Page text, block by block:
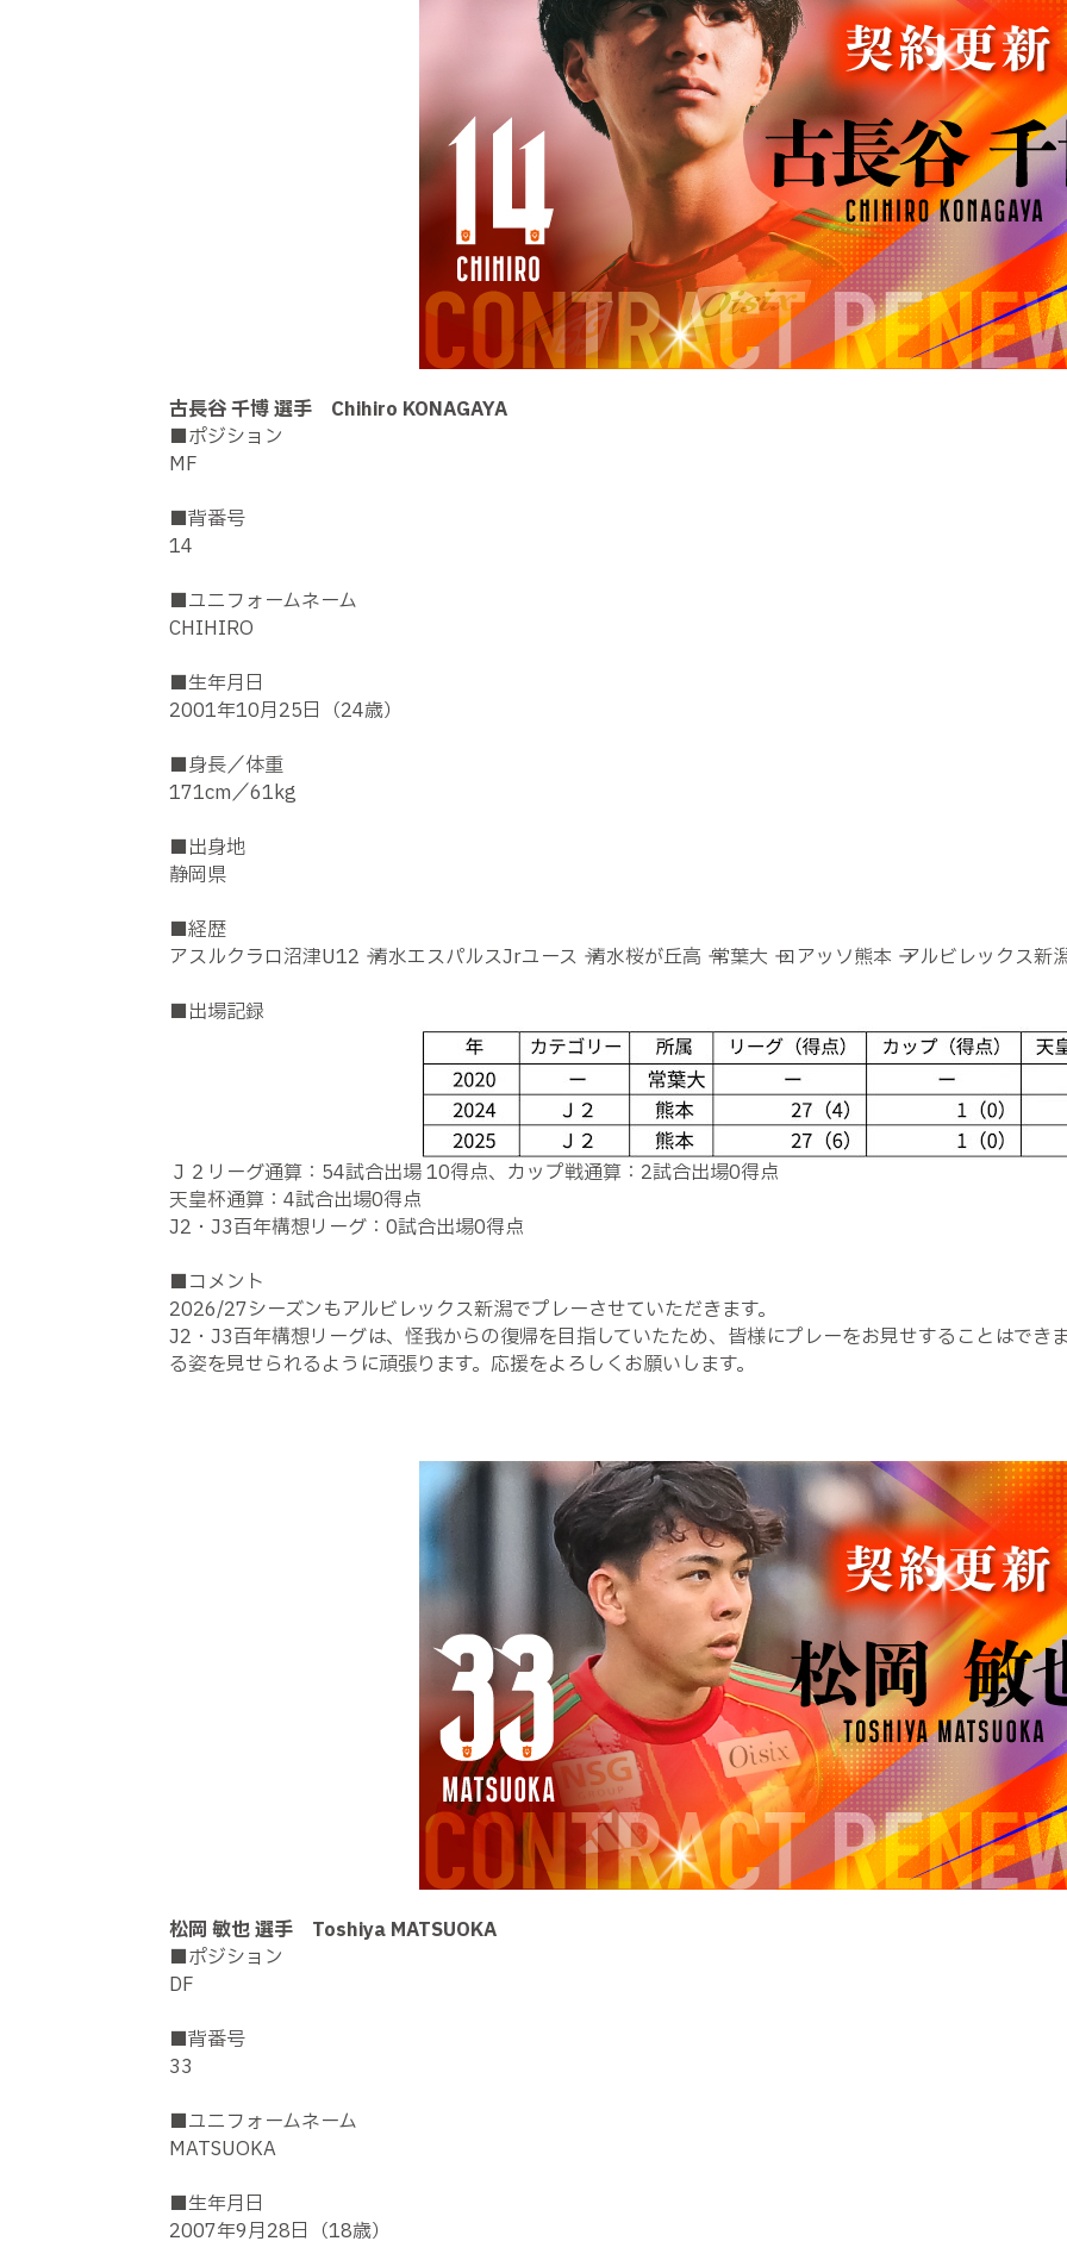
古長谷 千博 選手 Chihiro KONAGAYA
■ポジション
MF
■背番号
14
■ユニフォームネーム
CHIHIRO
■生年月日
2001年10月25日（24歳）
■身長／体重
171cm／61kg
■出身地
静岡県
■経歴
アスルクラロ沼津U12 → 清水エスパルスJrユース → 清水桜が丘高 → 常葉大 → ロアッソ熊本 → アルビレックス新
■出場記録
Ｊ２リーグ通算：54試合出場 10得点、カップ戦通算：2試合出場0得点
天皇杯通算：4試合出場0得点
J2・J3百年構想リーグ：0試合出場0得点
■コメント
2026/27シーズンもアルビレックス新潟でプレーさせていただきます。
J2・J3百年構想リーグは、怪我からの復帰を目指していたため、皆様にプレーをお見せすることはでき
る姿を見せられるように頑張ります。応援をよろしくお願いします。
松岡 敏也 選手 Toshiya MATSUOKA
■ポジション
DF
■背番号
33
■ユニフォームネーム
MATSUOKA
■生年月日
2007年9月28日（18歳）